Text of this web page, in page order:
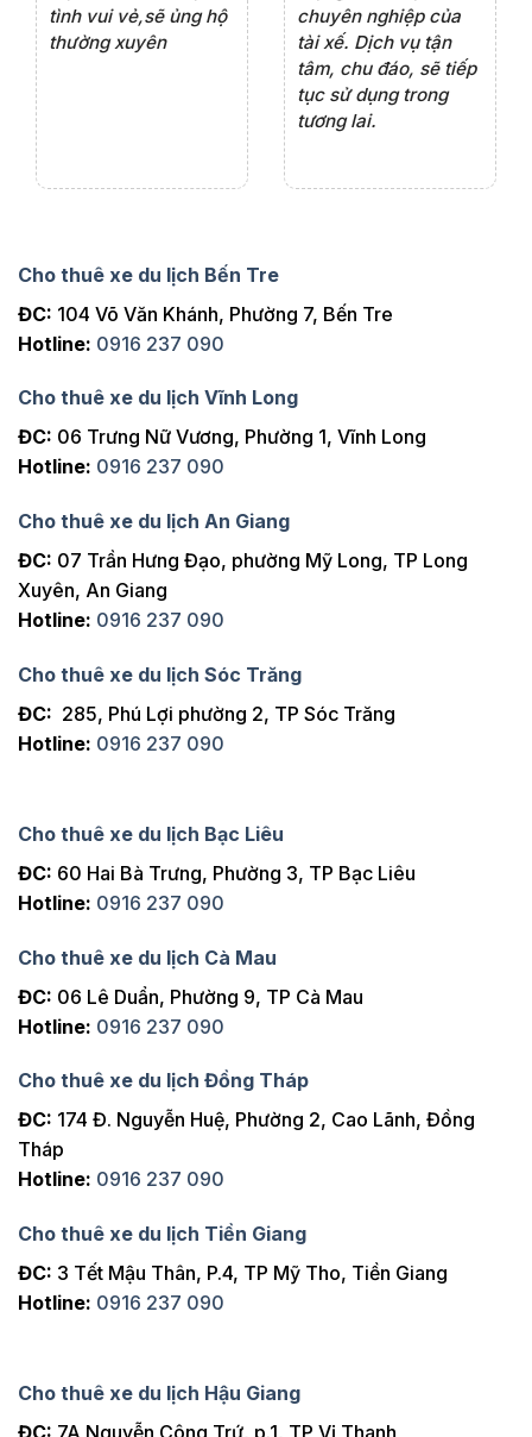
tình vui vẻ,sẽ ủng hộ
thường xuyên
chuyên nghiệp của
tài xế. Dịch vụ tận
tâm, chu đáo, sẽ tiếp
tục sử dụng trong
tương lai.
Cho thuê xe du lịch Bến Tre
ĐC: 104 Võ Văn Khánh, Phường 7, Bến Tre
Hotline: 0916 237 090
Cho thuê xe du lịch Vĩnh Long
ĐC: 06 Trưng Nữ Vương, Phường 1, Vĩnh Long
Hotline: 0916 237 090
Cho thuê xe du lịch An Giang
ĐC: 07 Trần Hưng Đạo, phường Mỹ Long, TP Long
Xuyên, An Giang
Hotline: 0916 237 090
Cho thuê xe du lịch Sóc Trăng
ĐC: 285, Phú Lợi phường 2, TP Sóc Trăng
Hotline: 0916 237 090
Cho thuê xe du lịch Bạc Liêu
ĐC: 60 Hai Bà Trưng, Phường 3, TP Bạc Liêu
Hotline: 0916 237 090
Cho thuê xe du lịch Cà Mau
ĐC: 06 Lê Duẩn, Phường 9, TP Cà Mau
Hotline: 0916 237 090
Cho thuê xe du lịch Đồng Tháp
ĐC: 174 Đ. Nguyễn Huệ, Phường 2, Cao Lãnh, Đồng
Tháp
Hotline: 0916 237 090
Cho thuê xe du lịch Tiền Giang
ĐC: 3 Tết Mậu Thân, P.4, TP Mỹ Tho, Tiền Giang
Hotline: 0916 237 090
Cho thuê xe du lịch Hậu Giang
ĐC: 7A Nguyễn Công Trứ, p.1, TP Vị Thanh